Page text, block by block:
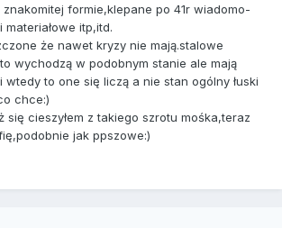
formie,klepane po 41r wiadomo-
itp,itd.
że nawet kryzy nie mają.stalowe
wychodzą w podobnym stanie ale mają
to one się liczą a nie stan ogólny łuski
chce:)
się cieszyłem z takiego szrotu mośka,teraz
jak ppszowe:)